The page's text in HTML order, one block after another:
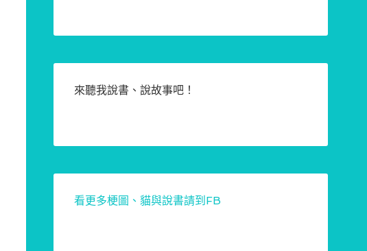
來聽我說書、說故事吧！
看更多梗圖、貓與說書請到FB